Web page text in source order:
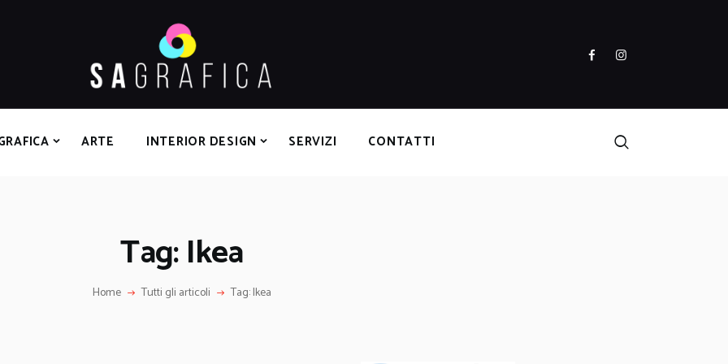
ARTE INTERIOR DESIGN SERVIZI CONTATTI
Tag: Ikea
Home Tutti gli articoli Tag: Ikea
DESIGN